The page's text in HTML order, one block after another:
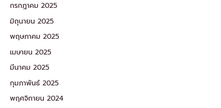
กรกฎาคม 2025
มิถุนายน 2025
พฤษภาคม 2025
เมษายน 2025
มีนาคม 2025
กุมภาพันธ์ 2025
พฤศจิกายน 2024